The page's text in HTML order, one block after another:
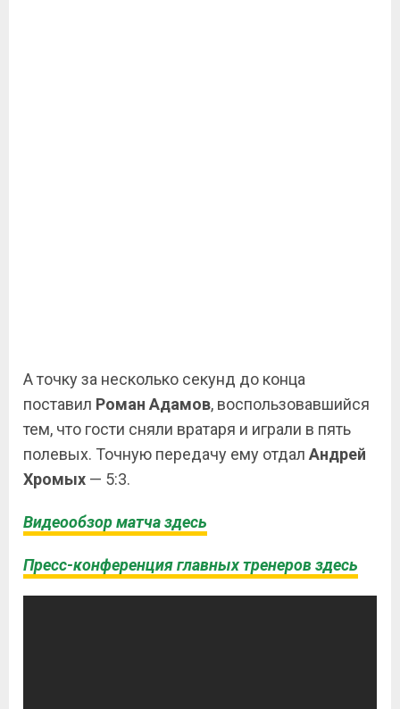
А точку за несколько секунд до конца
поставил Роман Адамов, воспользовавшийся
тем, что гости сняли вратаря и играли в пять
полевых. Точную передачу ему отдал Андрей
Хромых — 5:3.
Видеообзор матча здесь
Пресс-конференция главных тренеров здесь